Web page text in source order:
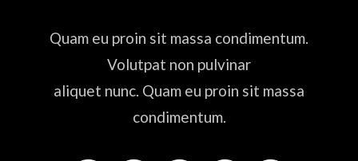
Quam eu proin sit massa condimentum.
Volutpat non pulvinar
aliquet nunc. Quam eu proin sit massa
condimentum.